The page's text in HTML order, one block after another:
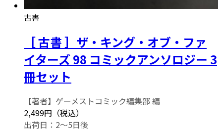
古書
［ 古書 ］ザ・キング・オブ・ファ
イターズ 98 コミックアンソロジー 3
冊セット
【著者】ゲーメストコミック編集部 編
2,499円（税込）
出荷日：2～5日後